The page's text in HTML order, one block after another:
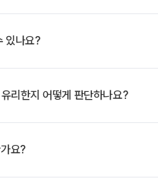
있나요?
리한지 어떻게 판단하나요?
요?